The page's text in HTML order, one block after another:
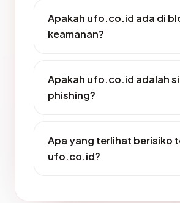
Apakah ufo.co.id ada di
keamanan?
Apakah ufo.co.id adalah
phishing?
Apa yang terlihat berisiko
ufo.co.id?